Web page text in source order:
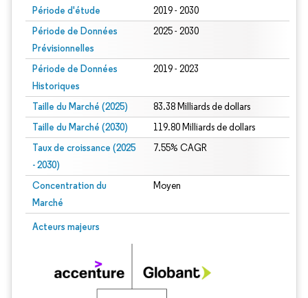
Période d'étude 2019 - 2030
Période de Données
Prévisionnelles
2025 - 2030
Période de Données
Historiques
2019 - 2023
Taille du Marché (2025) 83.38 Milliards de dollars
Taille du Marché (2030) 119.80 Milliards de dollars
Taux de croissance (2025
- 2030)
7.55% CAGR
Concentration du
Marché
Moyen
Acteurs majeurs
Image © Mordor Intelligence. La réutilisation nécessite une attribution sous CC